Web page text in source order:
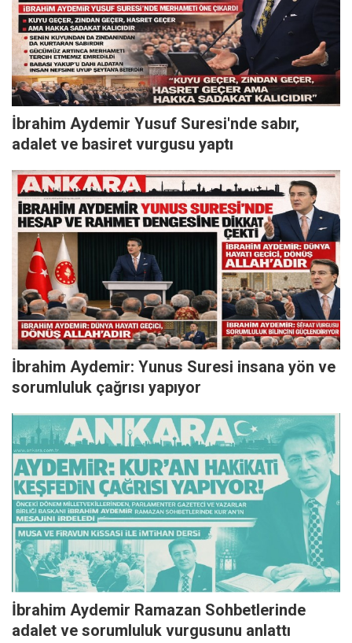
İbrahim Aydemir Yusuf Suresi'nde sabır,
adalet ve basiret vurgusu yaptı
İbrahim Aydemir: Yunus Suresi insana yön ve
sorumluluk çağrısı yapıyor
İbrahim Aydemir Ramazan Sohbetlerinde
adalet ve sorumluluk vurgusunu anlattı